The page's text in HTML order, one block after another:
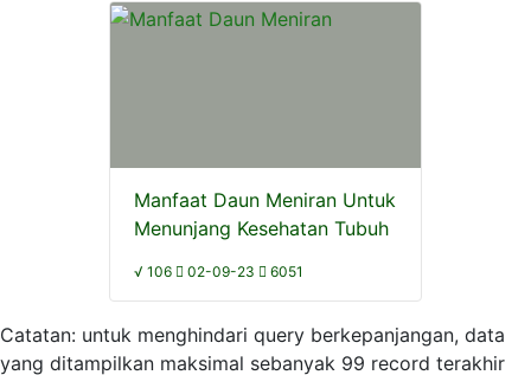
Manfaat Daun Meniran Untuk
Menunjang Kesehatan Tubuh
√ 106 02-09-23 6051
Catatan: untuk menghindari query berkepanjangan, data
yang ditampilkan maksimal sebanyak 99 record terakhir